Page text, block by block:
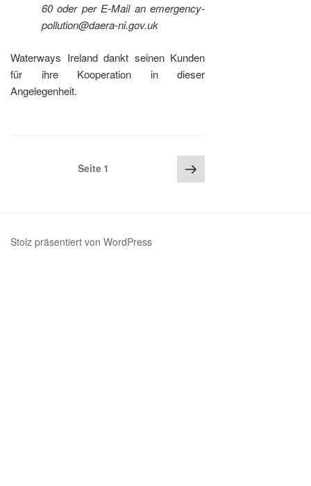
60 oder per E-Mail an emergency-
pollution@daera-ni.gov.uk
Waterways Ireland dankt seinen Kunden
für ihre Kooperation in dieser
Angelegenheit.
Seitennummerierung
Seite1 Nächste
Seite
Stolz präsentiert von WordPress